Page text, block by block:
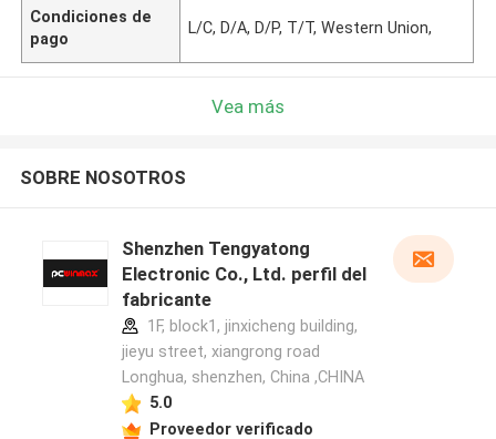
Condiciones de
pago
L/C, D/A, D/P, T/T, Western Union,
Vea más
SOBRE NOSOTROS
Shenzhen Tengyatong
Electronic Co., Ltd. perfil del
fabricante
1F, block1, jinxicheng building,
jieyu street, xiangrong road
Longhua, shenzhen, China ,CHINA
5.0
Proveedor verificado